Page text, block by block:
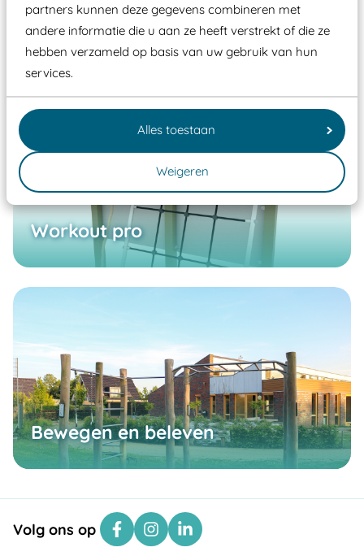
partners kunnen deze gegevens combineren met
andere informatie die u aan ze heeft verstrekt of die ze
hebben verzameld op basis van uw gebruik van hun
services.
Alles toestaan
Weigeren
Woof
Workout pro
Bewegen en beleven
Volg ons op